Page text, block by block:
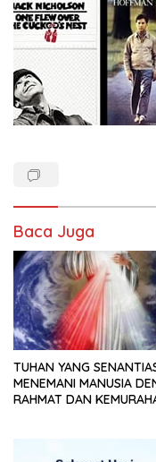
Baca Juga
TUHAN YANG
MENEMANI MANUSIA
RAHMAT DAN